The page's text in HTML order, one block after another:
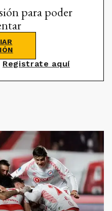
para poder
Registrate aquí